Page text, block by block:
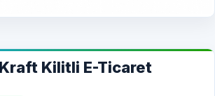
Kraft Kilitli E-Ticaret